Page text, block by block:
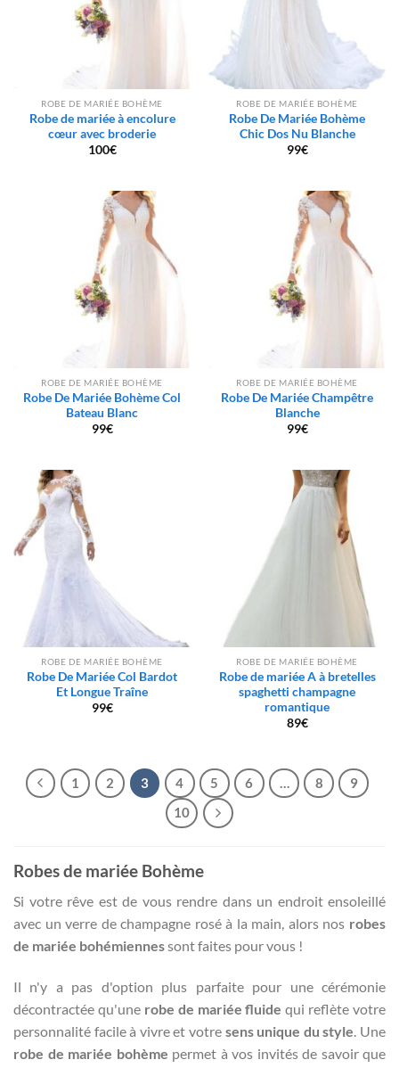
ROBE DE MARIÉE BOHÈME
Robe de mariée à encolure
cœur avec broderie
100€
ROBE DE MARIÉE BOHÈME
Robe De Mariée Bohème
Chic Dos Nu Blanche
99€
ROBE DE MARIÉE BOHÈME
Robe De Mariée Bohème Col
Bateau Blanc
99€
ROBE DE MARIÉE BOHÈME
Robe De Mariée Champêtre
Blanche
99€
ROBE DE MARIÉE BOHÈME
Robe De Mariée Col Bardot
Et Longue Traîne
99€
ROBE DE MARIÉE BOHÈME
Robe de mariée A à bretelles
spaghetti champagne
romantique
89€
1 2 3 4 5 6 8
9
10
Robes de mariée Bohème
Si votre rêve est de vous rendre dans un endroit ensoleillé
avec un verre de champagne rosé à la main, alors nos robes
de mariée bohémiennessont faites pour vous !
Il n'y a pas d'option plus parfaite pour une cérémonie
décontractée qu'une robe de mariée fluide qui reflète votre
personnalité facile à vivre et votre sens unique du style. Une
robe de mariée bohème permet à vos invités de savoir que